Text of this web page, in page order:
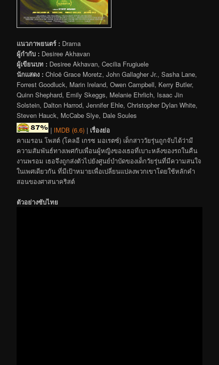
แนวภาพยนตร์ : Drama
ผู้กำกับ : Desiree Akhavan
ผู้เขียนบท : Desiree Akhavan, Cecilia Frugiuele
นักแสดง : Chloë Grace Moretz, John Gallagher Jr., Sasha Lane,
Forrest Goodluck, Marin Ireland, Owen Campbell, Kerry Butler,
Quinn Shephard, Emily Skeggs, Melanie Ehrlich, Isaac Jin
Solstein, Dalton Harrod, Jennifer Ehle, Christopher Dylan White,
Steven Hauck, McCabe Slye, Dale Soules
| IMDB (6.6) | เรื่องย่อ
คาเมรอน โพสต์ (โคลอี เกรซ มอเรตซ์) เด็กสาววัยรุ่นถูกจับได้ว่ามี
ความสัมพันธ์ทางเพศกับเพื่อนผู้หญิงของเธอที่เบาะหลังของรถในคืน
งานพรอม เธอจึงถูกส่งตัวไปยังศูนย์บำบัดของเด็กวัยรุ่นที่มีความสนใจ
ในเพศเดียวกัน ที่มีเป้าหมายเพื่อเปลี่ยนแปลงพวกเขาโดยใช้หลักคำ
สอนของศาสนาคริสต์
ตัวอย่างซับไทย